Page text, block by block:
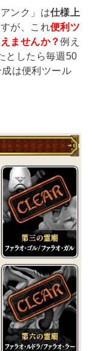
ンク」は仕様上
が、これ便利ツ
ませんか？例え
としたら毎週50
は便利ツール